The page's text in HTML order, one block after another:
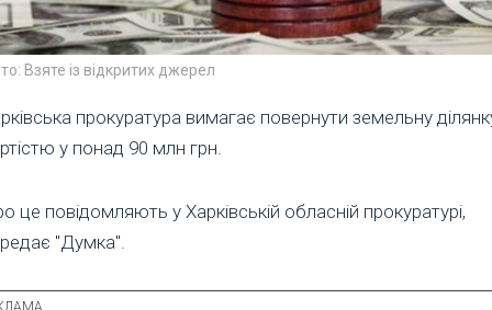
Взяте із відкритих джерел
прокуратура вимагає повернути земельну
у понад 90 млн грн.
це повідомляють у Харківській обласній прокуратурі,
"Думка".